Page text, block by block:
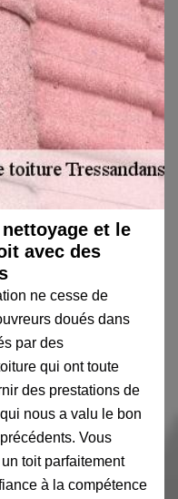
et le
avec des
ne cesse de
doués dans
par des
qui ont toute
des prestations de
nous a valu le bon
Vous
toit parfaitement
à la compétence